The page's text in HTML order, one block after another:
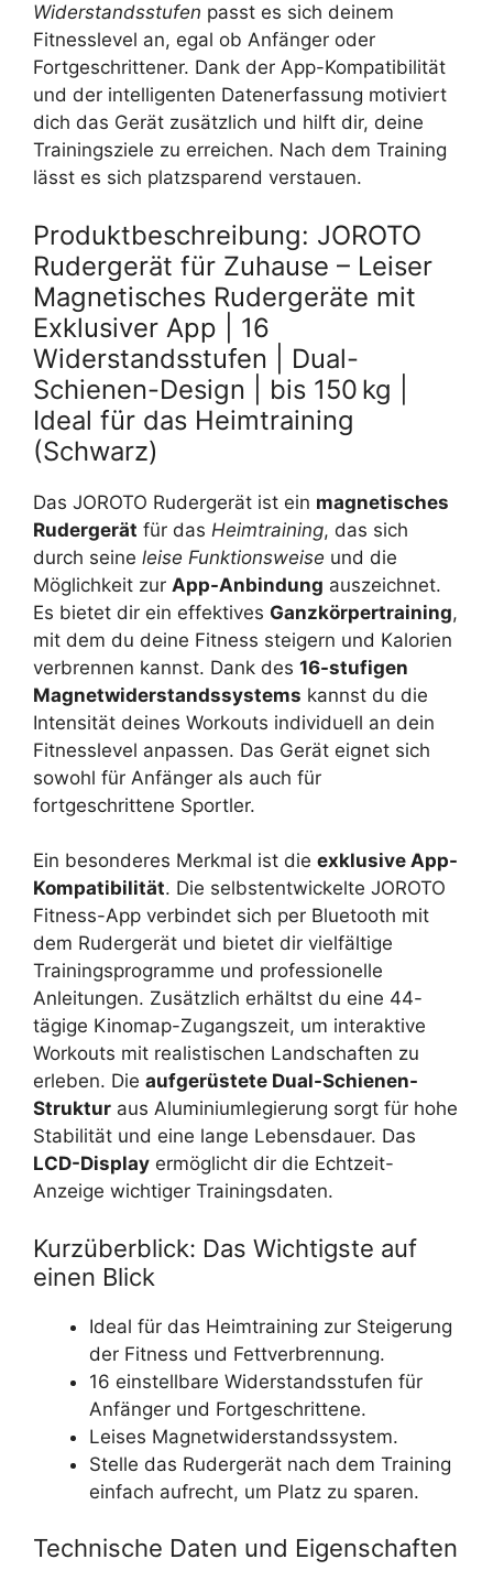
Widerstandsstufen passt es sich deinem
Fitnesslevel an, egal ob Anfänger oder
Fortgeschrittener. Dank der App-Kompatibilität
und der intelligenten Datenerfassung motiviert
dich das Gerät zusätzlich und hilft dir, deine
Trainingsziele zu erreichen. Nach dem Training
lässt es sich platzsparend verstauen.
Produktbeschreibung: JOROTO
Rudergerät für Zuhause – Leiser
Magnetisches Rudergeräte mit
Exklusiver App | 16
Widerstandsstufen | Dual-
Schienen-Design | bis 150 kg |
Ideal für das Heimtraining
(Schwarz)
Das JOROTO Rudergerät ist ein magnetisches
Rudergerät für das Heimtraining, das sich
durch seine leise Funktionsweise und die
Möglichkeit zur App-Anbindung auszeichnet.
Es bietet dir ein effektives Ganzkörpertraining,
mit dem du deine Fitness steigern und Kalorien
verbrennen kannst. Dank des 16-stufigen
Magnetwiderstandssystems kannst du die
Intensität deines Workouts individuell an dein
Fitnesslevel anpassen. Das Gerät eignet sich
sowohl für Anfänger als auch für
fortgeschrittene Sportler.
Ein besonderes Merkmal ist die exklusive App-
Kompatibilität. Die selbstentwickelte JOROTO
Fitness-App verbindet sich per Bluetooth mit
dem Rudergerät und bietet dir vielfältige
Trainingsprogramme und professionelle
Anleitungen. Zusätzlich erhältst du eine 44-
tägige Kinomap-Zugangszeit, um interaktive
Workouts mit realistischen Landschaften zu
erleben. Die aufgerüstete Dual-Schienen-
Struktur aus Aluminiumlegierung sorgt für hohe
Stabilität und eine lange Lebensdauer. Das
LCD-Display ermöglicht dir die Echtzeit-
Anzeige wichtiger Trainingsdaten.
Kurzüberblick: Das Wichtigste auf
einen Blick
Ideal für das Heimtraining zur Steigerung
der Fitness und Fettverbrennung.
16 einstellbare Widerstandsstufen für
Anfänger und Fortgeschrittene.
Leises Magnetwiderstandssystem.
Stelle das Rudergerät nach dem Training
einfach aufrecht, um Platz zu sparen.
Technische Daten und Eigenschaften